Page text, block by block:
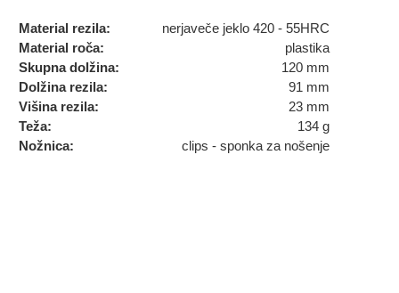
Material rezila:
nerjaveče jeklo 420 - 55HRC
Material roča:
plastika
Skupna dolžina:
120 mm
Dolžina rezila:
91 mm
Višina rezila:
23 mm
Teža:
134 g
Nožnica:
clips - sponka za nošenje